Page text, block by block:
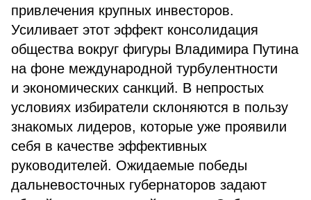
привлечения крупных инвесторов.
Усиливает этот эффект консолидация
общества вокруг фигуры Владимира Путина
на фоне международной турбулентности
и экономических санкций. В непростых
условиях избиратели склоняются в пользу
знакомых лидеров, которые уже проявили
себя в качестве эффективных
руководителей. Ожидаемые победы
дальневосточных губернаторов задают